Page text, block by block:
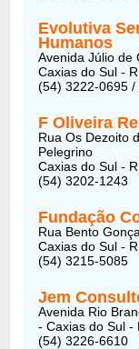
Evolutiva
Humanos
Avenida Júlio de
Caxias do Sul -
(54) 3222-0695
F Oliveira
Rua Os Dezoito
Pelegrino
Caxias do Sul -
(54) 3202-1243
Fundação
Rua Bento
Caxias do Sul -
(54) 3215-5085
Jem
Avenida Rio
- Caxias do Sul -
(54) 3226-6610